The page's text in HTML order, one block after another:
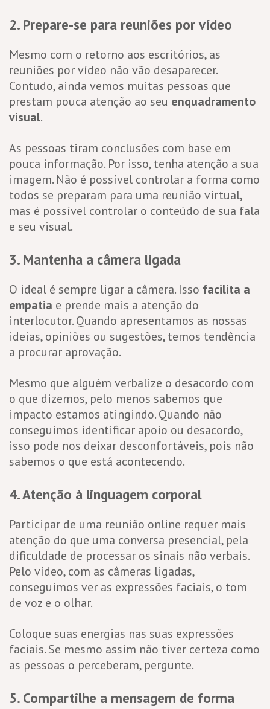
2. Prepare-se para reuniões por vídeo
Mesmo com o retorno aos escritórios, as
reuniões por vídeo não vão desaparecer.
Contudo, ainda vemos muitas pessoas que
prestam pouca atenção ao seu enquadramento
visual.
As pessoas tiram conclusões com base em
pouca informação. Por isso, tenha atenção a sua
imagem. Não é possível controlar a forma como
todos se preparam para uma reunião virtual,
mas é possível controlar o conteúdo de sua fala
e seu visual.
3. Mantenha a câmera ligada
O ideal é sempre ligar a câmera. Isso facilita a
empatia e prende mais a atenção do
interlocutor. Quando apresentamos as nossas
ideias, opiniões ou sugestões, temos tendência
a procurar aprovação.
Mesmo que alguém verbalize o desacordo com
o que dizemos, pelo menos sabemos que
impacto estamos atingindo. Quando não
conseguimos identificar apoio ou desacordo,
isso pode nos deixar desconfortáveis, pois não
sabemos o que está acontecendo.
4. Atenção à linguagem corporal
Participar de uma reunião online requer mais
atenção do que uma conversa presencial, pela
dificuldade de processar os sinais não verbais.
Pelo vídeo, com as câmeras ligadas,
conseguimos ver as expressões faciais, o tom
de voz e o olhar.
Coloque suas energias nas suas expressões
faciais. Se mesmo assim não tiver certeza como
as pessoas o perceberam, pergunte.
5. Compartilhe a mensagem de forma